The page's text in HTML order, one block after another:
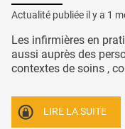
Actualité publiée il y a 1
Les infirmières en
aussi auprès des
contextes de soins ,
LIRE LA SUITE